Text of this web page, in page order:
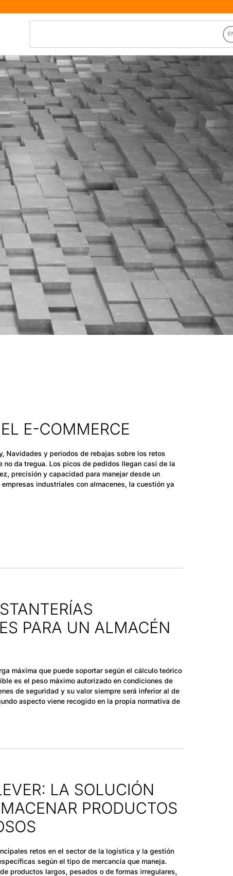
E-COMMERCE
Navidades y periodos de rebajas sobre los retos
da tregua. Los picos de pedidos llegan casi de la
precisión y capacidad para manejar desde un
industriales con almacenes, la cuestión ya
PARA UN ALMACÉN
máxima que puede soportar según el cálculo teórico
es el peso máximo autorizado en condiciones de
de seguridad y su valor siempre será inferior al de
aspecto viene recogido en la propia normativa de
LA SOLUCIÓN
PRODUCTOS
retos en el sector de la logística y la gestión
según el tipo de mercancía que maneja.
productos largos, pesados o de formas irregulares,